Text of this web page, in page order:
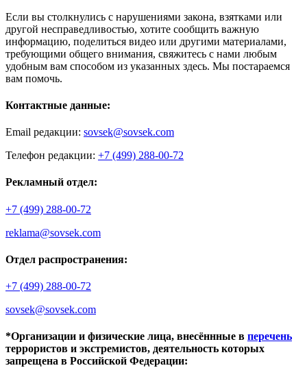
Если вы столкнулись с нарушениями закона, взятками или
другой несправедливостью, хотите сообщить важную
информацию, поделиться видео или другими материалами,
требующими общего внимания, свяжитесь с нами любым
удобным вам способом из указанных здесь. Мы постараемся
вам помочь.
Контактные данные:
Email редакции: sovsek@sovsek.com
Телефон редакции: +7 (499) 288-00-72
Рекламный отдел:
+7 (499) 288-00-72
reklama@sovsek.com
Отдел распространения:
+7 (499) 288-00-72
sovsek@sovsek.com
*Организации и физические лица, внесённные в перечень
террористов и экстремистов, деятельность которых
запрещена в Российской Федерации: